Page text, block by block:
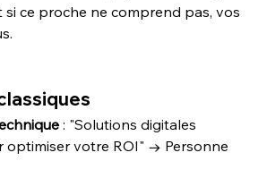
si ce proche ne comprend pas, vos
: "Solutions digitales
optimiser votre ROI" → Personne